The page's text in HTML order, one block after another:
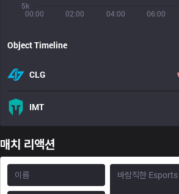
00:00 02:00 04:00 06:00
5k
Object Timeline
CLG
IMT
매치 리액션